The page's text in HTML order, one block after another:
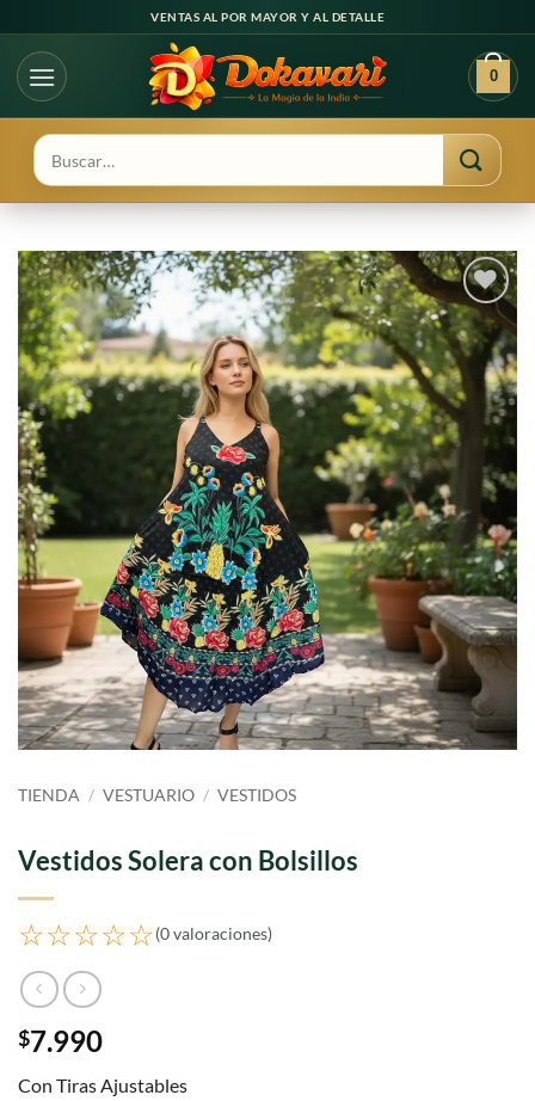
contenido
VENTAS AL POR MAYOR Y AL DETALLE
0
Buscar
por:
Agregar
a
favoritos
TIENDA / VESTUARIO / VESTIDOS
Vestidos Solera con Bolsillos
☆☆☆☆☆(0 valoraciones)
$7.990
Con Tiras Ajustables